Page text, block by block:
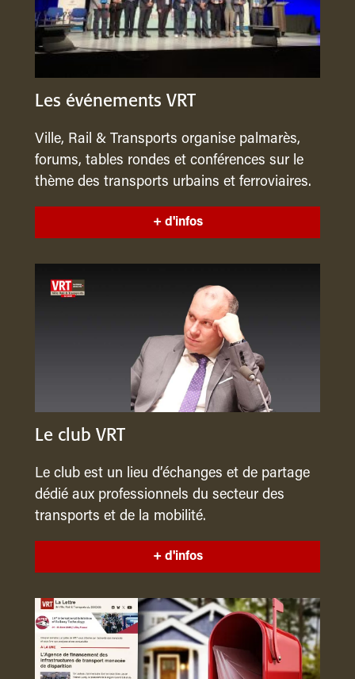
Les événements VRT
Ville, Rail & Transports organise palmarès,
forums, tables rondes et conférences sur le
thème des transports urbains et ferroviaires.
+ d'infos
Le club VRT
Le club est un lieu d’échanges et de partage
dédié aux professionnels du secteur des
transports et de la mobilité.
+ d'infos